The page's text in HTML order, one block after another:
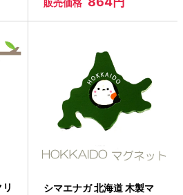
販売価格
シマエナガ 北海道 木製マ